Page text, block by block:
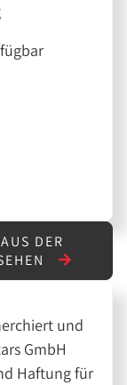
DER
und
GmbH
Haftung für